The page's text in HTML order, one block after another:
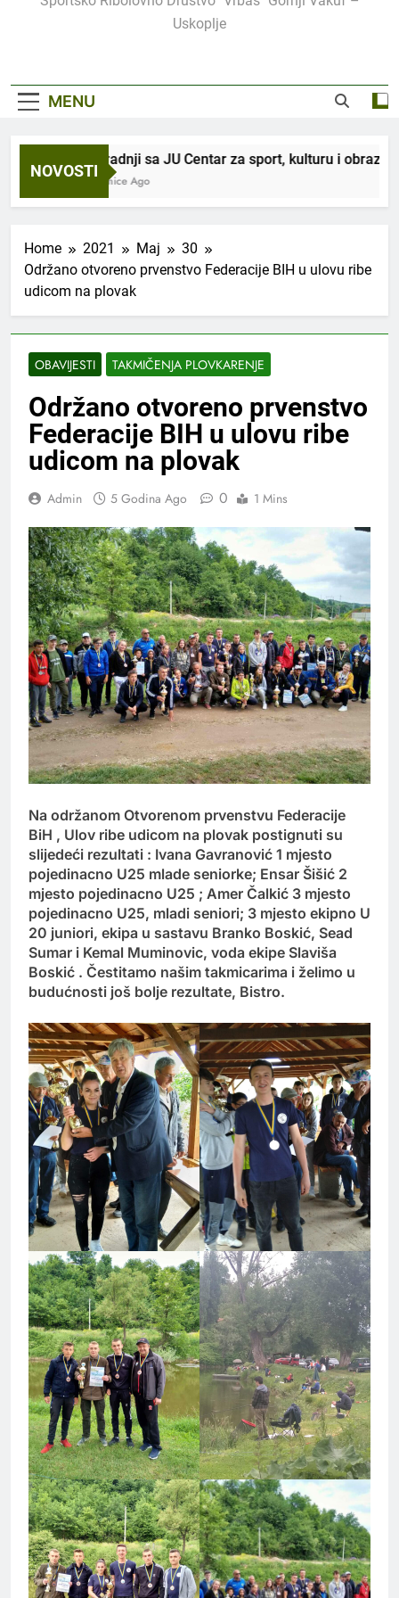
Uskoplje
MENU
NOVOSTI
U saradnji sa JU Centar za sport, kulturu i
2 Sedmice Ago
Home 2021 Maj
30
Održano otvoreno prvenstvo Federacije BIH u ulovu ribe
udicom na plovak
OBAVIJESTI TAKMIČENJA PLOVKARENJE
Održano otvoreno prvenstvo
Federacije BIH u ulovu ribe
udicom na plovak
Admin 5 Godina Ago 0 1 Mins
Na održanom Otvorenom prvenstvu Federacije
BiH , Ulov ribe udicom na plovak postignuti su
slijedeći rezultati : Ivana Gavranović 1 mjesto
pojedinacno U25 mlade seniorke; Ensar Šišić 2
mjesto pojedinacno U25 ; Amer Čalkić 3 mjesto
pojedinacno U25, mladi seniori; 3 mjesto ekipno U
20 juniori, ekipa u sastavu Branko Boskić, Sead
Sumar i Kemal Muminovic, voda ekipe Slaviša
Boskić . Čestitamo našim takmicarima i želimo u
budućnosti još bolje rezultate, Bistro.